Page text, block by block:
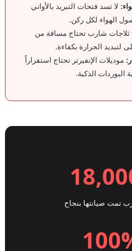
لا تسد فتحات التبريد بالأواني
الهواء لكل ركن.
ثلاجات شارب تحتاج مسافة من
لتبديد الحرارة بكفاءة.
موديلات الإنفيرتر تحتاج استقراراً
البوردات الذكية.
تمت صيانتها بنجاح